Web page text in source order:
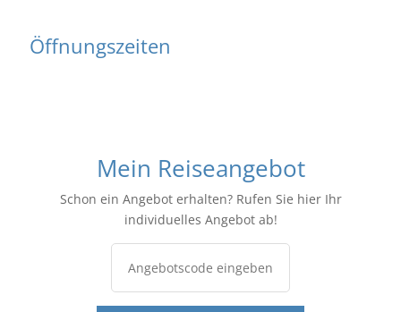
Öffnungszeiten
Mein Reiseangebot
Schon ein Angebot erhalten? Rufen Sie hier Ihr
individuelles Angebot ab!